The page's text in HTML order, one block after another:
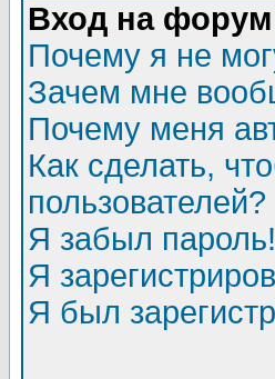
Вход на форум
Почему я не
Зачем мне
Почему меня
Как сделать,
пользователей?
Я забыл пароль!
Я
Я был